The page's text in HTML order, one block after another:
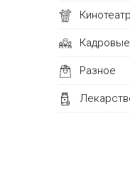
Кадровые
Разное